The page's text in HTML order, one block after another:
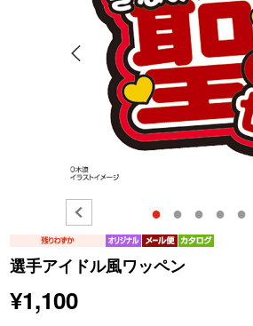
● ● ● ● ●
選手アイドル風ワッペン
¥1,100